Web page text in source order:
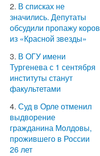
2. В списках не
значились. Депутаты
обсудили пропажу коров
из «Красной звезды»
3. В ОГУ имени
Тургенева с 1 сентября
институты станут
факультетами
4. Суд в Орле отменил
выдворение
гражданина Молдовы,
прожившего в России
26 лет